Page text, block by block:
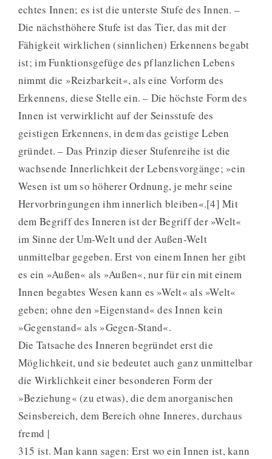
echtes Innen; es ist die unterste Stufe des Innen. –
Die nächsthöhere Stufe ist das Tier, das mit der
Fähigkeit wirklichen (sinnlichen) Erkennens begabt
ist; im Funktionsgefüge des pflanzlichen Lebens
nimmt die »Reizbarkeit«, als eine Vorform des
Erkennens, diese Stelle ein. – Die höchste Form des
Innen ist verwirklicht auf der Seinsstufe des
geistigen Erkennens, in dem das geistige Leben
gründet. – Das Prinzip dieser Stufenreihe ist die
wachsende Innerlichkeit der Lebensvorgänge; »ein
Wesen ist um so höherer Ordnung, je mehr seine
Hervorbringungen ihm innerlich bleiben«.[4] Mit
dem Begriff des Inneren ist der Begriff der »Welt«
im Sinne der Um-Welt und der Außen-Welt
unmittelbar gegeben. Erst von einem Innen her gibt
es ein »Außen« als »Außen«, nur für ein mit einem
Innen begabtes Wesen kann es »Welt« als »Welt«
geben; ohne den »Eigenstand« des Innen kein
»Gegenstand« als »Gegen-Stand«.
Die Tatsache des Inneren begründet erst die
Möglichkeit, und sie bedeutet auch ganz unmittelbar
die Wirklichkeit einer besonderen Form der
»Beziehung« (zu etwas), die dem anorganischen
Seinsbereich, dem Bereich ohne Inneres, durchaus
fremd |
315 ist. Man kann sagen: Erst wo ein Innen ist, kann